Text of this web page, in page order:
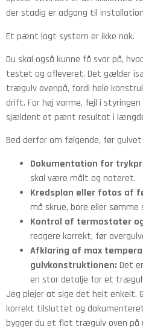
der stadig er adgang til
Et pænt lagt system er ikke nok.
Du skal også kunne få svar på,
testet og afleveret. Det gælder
trægulv ovenpå, fordi hele
drift. For høj varme, fejl i styringen
sjældent et pænt resultat i
Bed derfor om følgende, før gulvet
Dokumentation for
skal være målt og noteret.
Kredsplan eller fotos af
må skrue, bore eller sømme
Kontrol af termostater
reagere korrekt, før
Afklaring af max
gulvkonstruktionen: Det
en stor detalje for et
Jeg plejer at sige det helt enkelt.
korrekt tilsluttet og
bygger du et flot trægulv oven på